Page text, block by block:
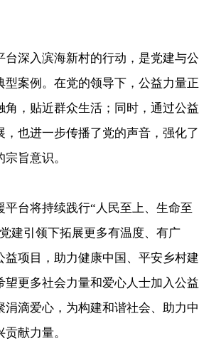
台深入滨海新村的行动，是党建与公
型案例。在党的领导下，公益力量正
角，贴近群众生活；同时，通过公益
，也进一步传播了党的声音，强化了
旨意识。
平台将持续践行“人民至上、生命至
党建引领下拓展更多有温度、有广
益项目，助力健康中国、平安乡村建
望更多社会力量和爱心人士加入公益
涓滴爱心，为构建和谐社会、助力中
献力量。